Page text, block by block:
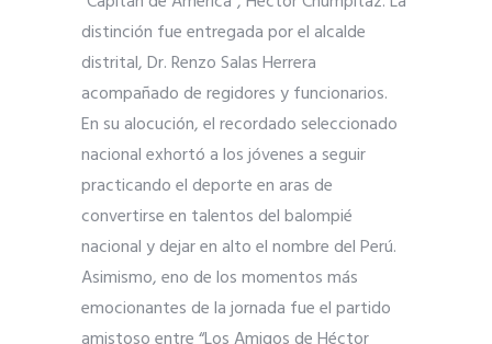
distinción fue entregada por el alcalde
distrital, Dr. Renzo Salas Herrera
acompañado de regidores y funcionarios.
En su alocución, el recordado seleccionado
nacional exhortó a los jóvenes a seguir
practicando el deporte en aras de
convertirse en talentos del balompié
nacional y dejar en alto el nombre del Perú.
Asimismo, eno de los momentos más
emocionantes de la jornada fue el partido